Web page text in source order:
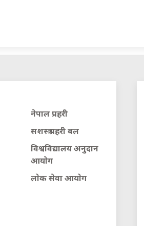
नेपाल प्रहरी
सशस्त्र प्रहरी बल
विश्वविद्यालय अनुदान
आयाेग
लाेक सेवा आयाेग